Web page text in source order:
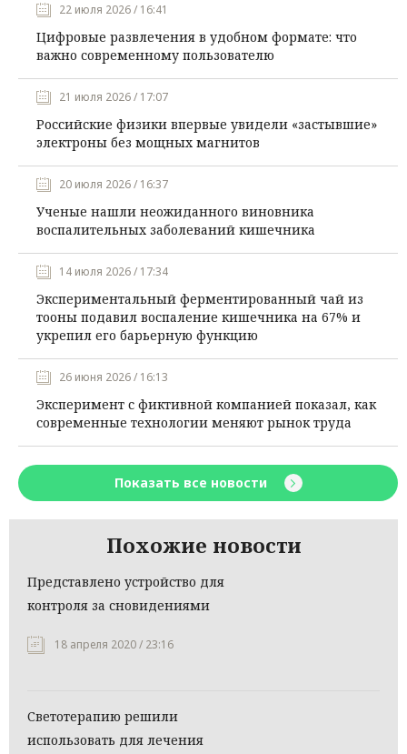
22 июля 2026 / 16:41
Цифровые развлечения в удобном формате: что
важно современному пользователю
21 июля 2026 / 17:07
Российские физики впервые увидели «застывшие»
электроны без мощных магнитов
20 июля 2026 / 16:37
Ученые нашли неожиданного виновника
воспалительных заболеваний кишечника
14 июля 2026 / 17:34
Экспериментальный ферментированный чай из
тооны подавил воспаление кишечника на 67% и
укрепил его барьерную функцию
26 июня 2026 / 16:13
Эксперимент с фиктивной компанией показал, как
современные технологии меняют рынок труда
Показать все новости
Похожие новости
Представлено устройство для
контроля за сновидениями
18 апреля 2020 / 23:16
Светотерапию решили
использовать для лечения